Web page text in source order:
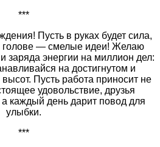
***
Пусть в руках будет сила,
голове — смелые идеи! Желаю
заряда энергии на миллион дел:
на достигнутом и
Пусть работа приносит не
удовольствие, друзья
каждый день дарит повод для
улыбки.
***